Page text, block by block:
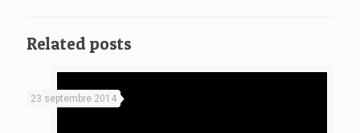
Related posts
23 septembre 2014